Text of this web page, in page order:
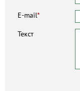
E-mail*
Текст